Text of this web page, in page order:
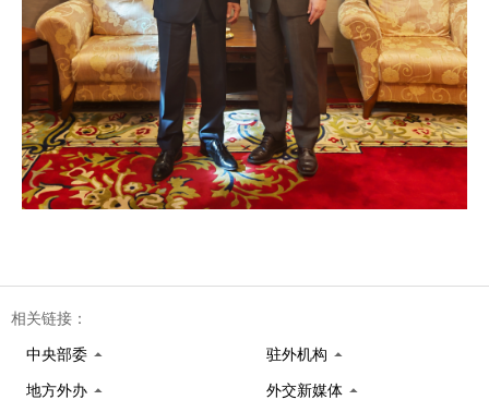
相关链接：
中央部委 驻外机构
地方外办 外交新媒体